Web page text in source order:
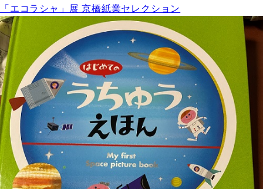
「エコラシャ」展 京橋紙業セレクション